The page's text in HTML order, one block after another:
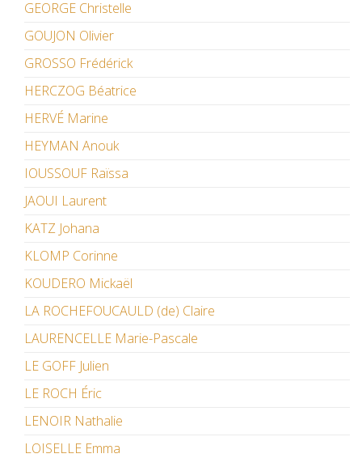
GEORGE Christelle
GOUJON Olivier
GROSSO Frédérick
HERCZOG Béatrice
HERVÉ Marine
HEYMAN Anouk
IOUSSOUF Raïssa
JAOUI Laurent
KATZ Johana
KLOMP Corinne
KOUDERO Mickaël
LA ROCHEFOUCAULD (de) Claire
LAURENCELLE Marie-Pascale
LE GOFF Julien
LE ROCH Éric
LENOIR Nathalie
LOISELLE Emma